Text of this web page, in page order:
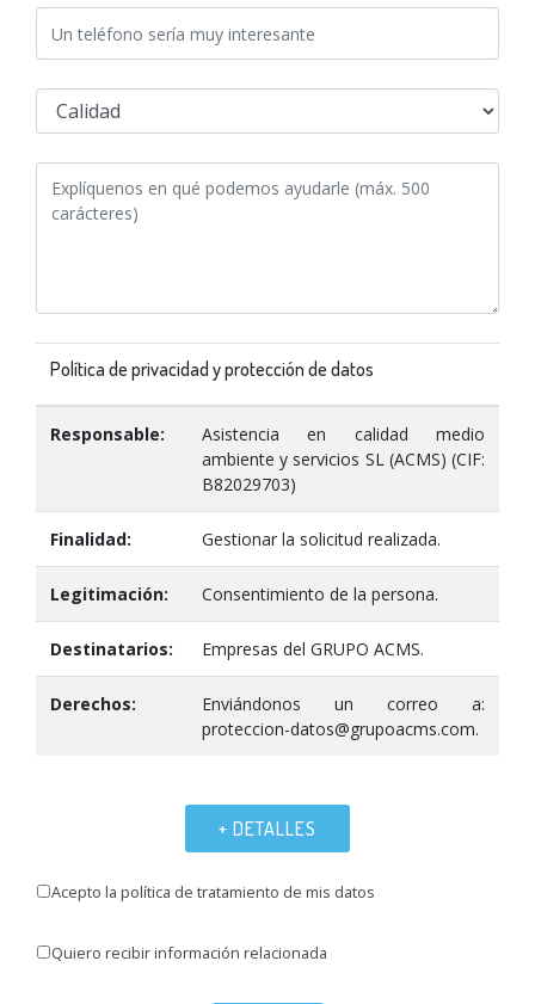
Política de privacidad y protección de datos
Responsable:
Asistencia en calidad medio
ambiente y servicios SL (ACMS) (CIF:
B82029703)
Finalidad: Gestionar la solicitud realizada.
Legitimación: Consentimiento de la persona.
Destinatarios: Empresas del GRUPO ACMS.
Derechos:
Enviándonos un correo a:
proteccion-datos@grupoacms.com.
+ DETALLES
Acepto la política de tratamiento de mis datos
Quiero recibir información relacionada